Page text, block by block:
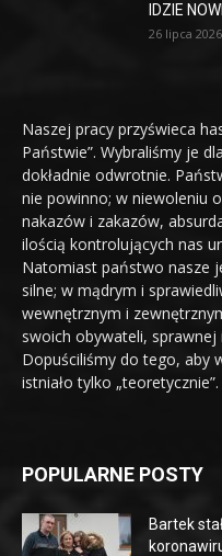
IDZIE
26 lipca 2026
Naszej pracy przyświeca
Państwie”. Wybraliśmy je
dokładnie odwrotnie.
nie powinno; w niewoleniu
nakazów i zakazów,
ilością kontrolujących nas
Natomiast państwo nasze
silne; w mądrym i
wewnętrznym i
swoich obywateli,
Dopuściliśmy do tego, aby
istniało tylko „teoretycznie”.
POPULARNE POSTY
Bartek